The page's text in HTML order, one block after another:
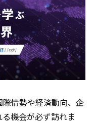
情勢や経済動向、企
機会が必ず訪れま